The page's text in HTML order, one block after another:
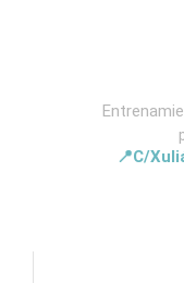
📍C/